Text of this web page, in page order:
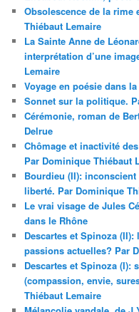
Obsolescence de la rime
Thiébaut Lemaire
La Sainte Anne de
interprétation d’une
Lemaire
Voyage en poésie dans
Sonnet sur la politique.
Cérémonie, roman de
Delrue
Chômage et inactivité
Par Dominique Thiébaut
Bourdieu (II):
liberté. Par Dominique
Le vrai visage de Jules
dans le Rhône
Descartes et Spinoza
passions actuelles? Par
Descartes et Spinoza (I):
(compassion, envie,
Thiébaut Lemaire